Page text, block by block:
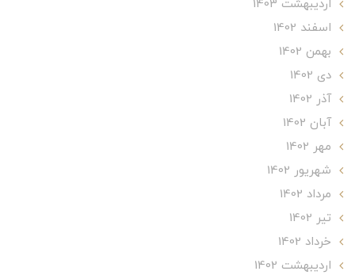
ارديبهشت 1403
اسفند 1402
بهمن 1402
دی 1402
آذر 1402
آبان 1402
مهر 1402
شهریور 1402
مرداد 1402
تير 1402
خرداد 1402
ارديبهشت 1402